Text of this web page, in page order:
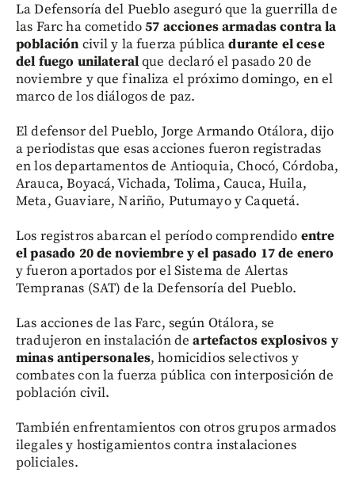
La Defensoría del Pueblo aseguró que la guerrilla de
las Farc ha cometido57 acciones armadas contra la
población civil y la fuerza públicadurante el cese
del fuego unilateralque declaró el pasado 20 de
noviembre y que finaliza el próximo domingo, en el
marco de los diálogos de paz.
El defensor del Pueblo, Jorge Armando Otálora, dijo
a periodistas que esas acciones fueron registradas
en los departamentos de Antioquia, Chocó, Córdoba,
Arauca, Boyacá, Vichada, Tolima, Cauca, Huila,
Meta, Guaviare, Nariño, Putumayo y Caquetá.
Los registros abarcan el período comprendido entre
el pasado 20 de noviembre y el pasado 17 de enero
y fueron aportados por el Sistema de Alertas
Tempranas (SAT) de la Defensoría del Pueblo.
Las acciones de las Farc, según Otálora, se
tradujeron en instalación deartefactos explosivos y
minas antipersonales, homicidios selectivos y
combates con la fuerza pública con interposición de
población civil.
También enfrentamientos con otros grupos armados
ilegales y hostigamientos contra instalaciones
policiales.